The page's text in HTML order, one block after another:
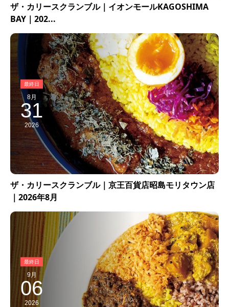
ザ・カリースクランブル｜イオンモールKAGOSHIMA
BAY｜202...
8月
31
2026
ザ・カリースクランブル｜京王百貨店昭島モリタウン店
｜2026年8月
9月
06
2026